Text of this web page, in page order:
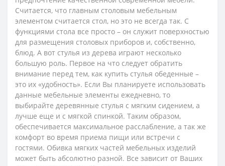
Считается, что главным столовым мебельным
элементом считается стол, но это не всегда так. С
функциями стола все просто – он служит поверхностью
для размещения столовых приборов и, собственно,
блюд. А вот стулья из дерева играют несколько
большую роль. Первое на что следует обратить
внимание перед тем, как купить стулья обеденные –
это их «удобность». Если Вы планируете использовать
данные мебельные элементы ежедневно, то
выбирайте деревянные стулья с мягким сидением, а
лучше еще и с мягкой спинкой. Таким образом,
обеспечивается максимальное расслабление, а так же
комфорт во время приема пищи или встречи с
гостями. Обивка мягких частей мебельных изделий
может быть абсолютно разной. Все зависит от Ваших